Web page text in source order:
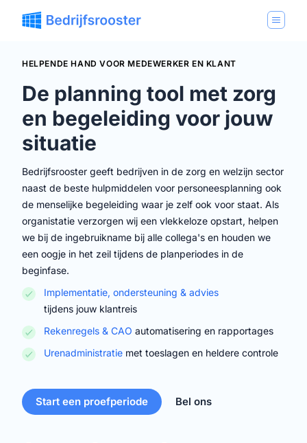
HELPENDE HAND VOOR MEDEWERKER EN KLANT
De planning tool met zorg
en begeleiding voor jouw
situatie
Bedrijfsrooster geeft bedrijven in de zorg en welzijn sector
naast de beste hulpmiddelen voor personeesplanning ook
de menselijke begeleiding waar je zelf ook voor staat. Als
organistatie verzorgen wij een vlekkeloze opstart, helpen
we bij de ingebruikname bij alle collega's en houden we
een oogje in het zeil tijdens de planperiodes in de
beginfase.
Implementatie, ondersteuning & advies
tijdens jouw klantreis
Rekenregels & CAO automatisering en rapportages
Urenadministratie met toeslagen en heldere controle
Start een proefperiode Bel ons